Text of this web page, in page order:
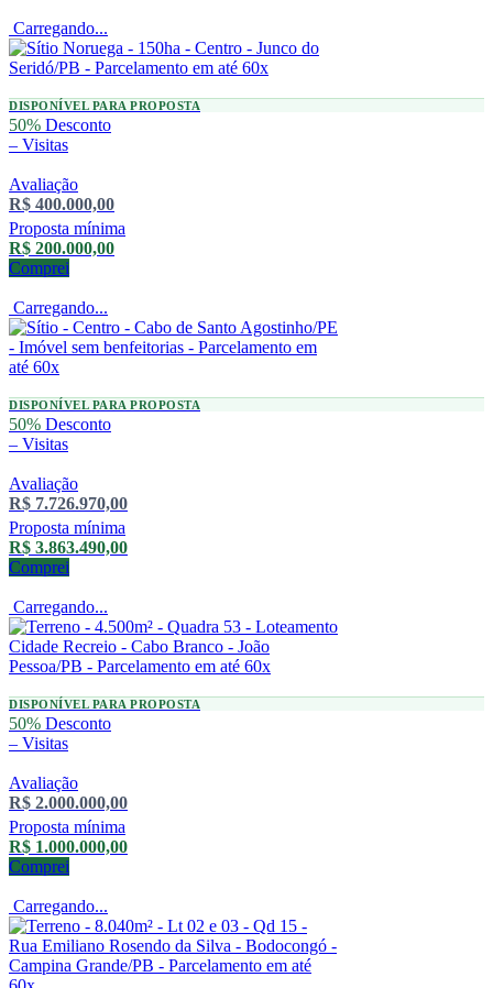
Carregando...
DISPONÍVEL PARA PROPOSTA
50% Desconto
– Visitas
Avaliação
R$ 400.000,00
Proposta mínima
R$ 200.000,00
Comprei
Carregando...
DISPONÍVEL PARA PROPOSTA
50% Desconto
– Visitas
Avaliação
R$ 7.726.970,00
Proposta mínima
R$ 3.863.490,00
Comprei
Carregando...
DISPONÍVEL PARA PROPOSTA
50% Desconto
– Visitas
Avaliação
R$ 2.000.000,00
Proposta mínima
R$ 1.000.000,00
Comprei
Carregando...